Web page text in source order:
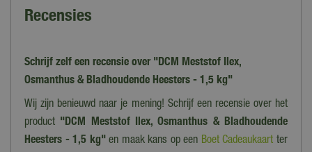
Recensies
Schrijf zelf een recensie over "DCM Meststof Ilex,
Osmanthus & Bladhoudende Heesters - 1,5 kg"
Wij zijn benieuwd naar je mening! Schrijf een recensie over het
product "DCM Meststof Ilex, Osmanthus & Bladhoudende
Heesters - 1,5 kg"en maak kans op een Boet Cadeaukaart ter